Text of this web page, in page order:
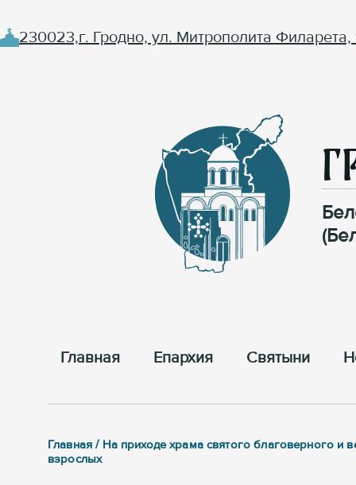
230023,г. Гродно, ул. Митрополита Филарета,
Главная Епархия Cвятыни
Главная / На приходе храма святого благоверного и
взрослых